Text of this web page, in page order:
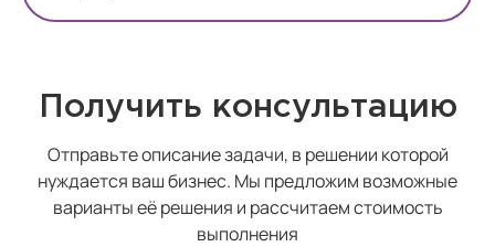
Получить консультацию
Отправьте описание задачи, в решении которой
нуждается ваш бизнес. Мы предложим возможные
варианты её решения и рассчитаем стоимость
выполнения